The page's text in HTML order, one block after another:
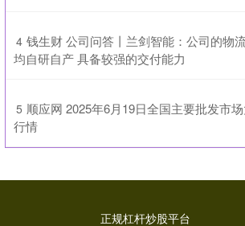
4 钱生财 公司问答丨兰剑智能：公司的物
均自研自产 具备较强的交付能力
5 顺应网 2025年6月19日全国主要批发市
行情
正规杠杆炒股平台